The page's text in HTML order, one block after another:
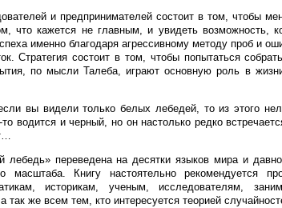
и предпринимателей состоит в том, чтобы
что кажется не главным, и увидеть возможность,
именно благодаря агрессивному методу проб и
Стратегия состоит в том, чтобы попытаться
по мысли Талеба, играют основную роль в
вы видели только белых лебедей, то из этого
водится и черный, но он настолько редко
лебедь» переведена на десятки языков мира и
масштаба. Книгу настоятельно рекомендуется
историкам, ученым, исследователям,
же всем тем, кто интересуется теорией